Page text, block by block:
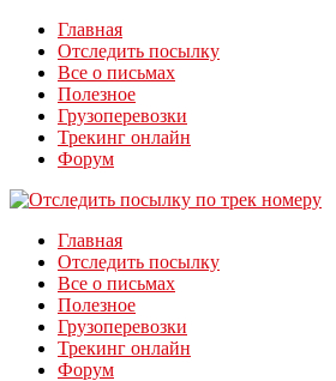
Главная
Отследить посылку
Все о письмах
Полезное
Грузоперевозки
Трекинг онлайн
Форум
Главная
Отследить посылку
Все о письмах
Полезное
Грузоперевозки
Трекинг онлайн
Форум